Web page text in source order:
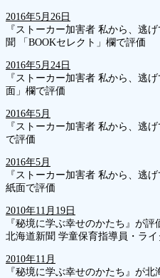
2016年5月26日
『ストーカー加害者 私から、逃
聞 「BOOKセレクト」欄で評価
2016年5月24日
『ストーカー加害者 私から、逃
面」欄で評価
2016年5月
『ストーカー加害者 私から、逃
で評価
2016年5月
『ストーカー加害者 私から、逃
紙面で評価
2010年11月19日
『秘境に学ぶ幸せのかたち』が評
北海道新聞 学童保育指導員・ラ
2010年11月
『秘境に学ぶ幸せのかたち』が